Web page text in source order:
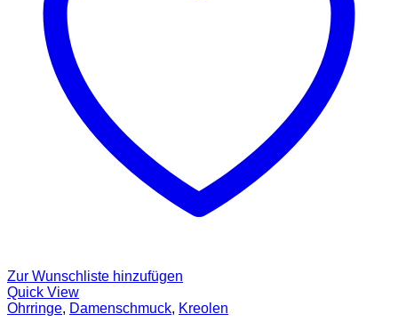
Zur Wunschliste hinzufügen
Quick View
Ohrringe, Damenschmuck, Kreolen